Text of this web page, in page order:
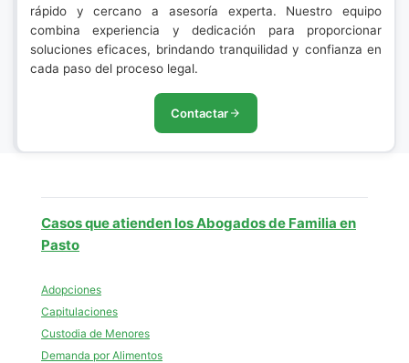
rápido y cercano a asesoría experta. Nuestro equipo
combina experiencia y dedicación para proporcionar
soluciones eficaces, brindando tranquilidad y confianza en
cada paso del proceso legal.
Contactar
Casos que atienden los Abogados de Familia en
Pasto
Adopciones
Capitulaciones
Custodia de Menores
Demanda por Alimentos